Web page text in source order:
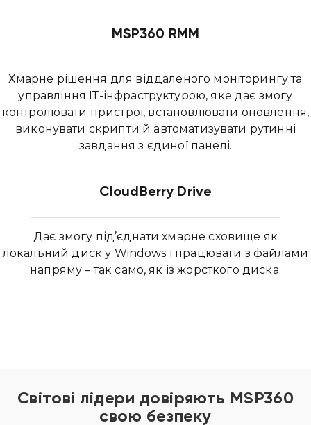
MSP360 RMM
Хмарне рішення для віддаленого моніторингу та
управління ІТ-інфраструктурою, яке дає змогу
контролювати пристрої, встановлювати оновлення,
виконувати скрипти й автоматизувати рутинні
завдання з єдиної панелі.
CloudBerry Drive
Дає змогу під’єднати хмарне сховище як
локальний диск у Windows і працювати з файлами
напряму – так само, як із жорсткого диска.
Світові лідери довіряють MSP360
свою безпеку